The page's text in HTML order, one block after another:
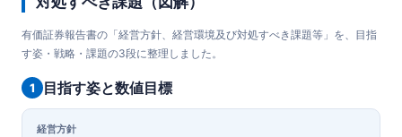
有価証券報告書の「経営方針、経営環境及び対処すべき課題等」を、目指
す姿・戦略・課題の3段に整理しました。
1 目指す姿と数値目標
経営方針